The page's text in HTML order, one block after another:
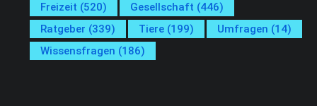
Freizeit (520)
Gesellschaft (446)
Ratgeber (339)
Tiere (199)
Umfragen (14)
Wissensfragen (186)